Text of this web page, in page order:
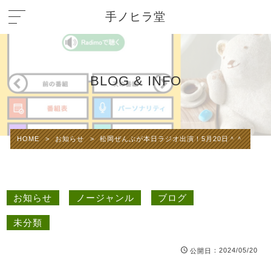
手ノヒラ堂
BLOG & INFO
HOME > お知らせ > 松岡ぜんぶが本日ラジオ出演！5月20日＾＾
お知らせ ノージャンル ブログ
未分類
公開日 ：2024/05/20